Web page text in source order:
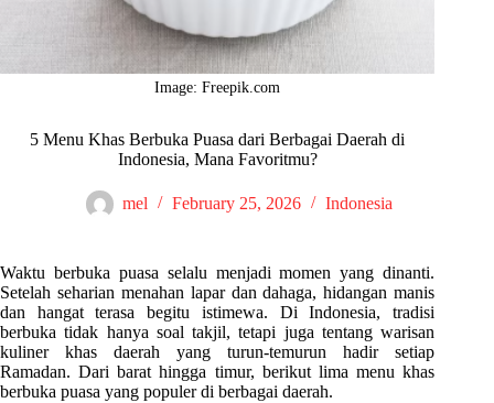
Image: Freepik.com
5 Menu Khas Berbuka Puasa dari Berbagai Daerah di
Indonesia, Mana Favoritmu?
mel February 25, 2026 Indonesia
Waktu berbuka puasa selalu menjadi momen yang dinanti.
Setelah seharian menahan lapar dan dahaga, hidangan manis
dan hangat terasa begitu istimewa. Di Indonesia, tradisi
berbuka tidak hanya soal takjil, tetapi juga tentang warisan
kuliner khas daerah yang turun-temurun hadir setiap
Ramadan. Dari barat hingga timur, berikut lima menu khas
berbuka puasa yang populer di berbagai daerah.